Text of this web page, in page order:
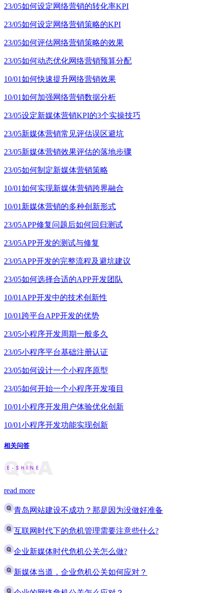
23/05如何设定网络营销的转化率KPI
23/05如何设定网络营销策略的KPI
23/05如何评估网络营销策略的效果
23/05如何动态优化网络营销预算分配
10/01如何快速提升网络营销效果
10/01如何加强网络营销数据分析
23/05设定新媒体营销KPI的3个实操技巧
23/05新媒体营销常见评估误区避坑
23/05新媒体营销效果评估的落地步骤
23/05如何制定新媒体营销策略
10/01如何实现新媒体营销跨界融合
10/01 新媒体营销的多种创新形式
23/05APP修复问题后如何回归测试
23/05APP开发的测试与修复
23/05APP开发的完整流程及避坑建议
23/05如何选择合适的APP开发团队
10/01 APP开发中的技术创新性
10/01 跨平台APP开发的优势
23/05小程序开发周期一般多久
23/05小程序平台基础注册认证
23/05如何设计一个小程序原型
23/05如何开始一个小程序开发项目
10/01小程序开发用户体验优化创新
10/01小程序开发功能实现创新
相关问答
read more
青岛网站建设不成功？那是因为没做好准备
互联网时代下的危机管理需要注意些什么?
企业新媒体时代危机公关怎么做?
新媒体当道，企业危机公关如何应对？